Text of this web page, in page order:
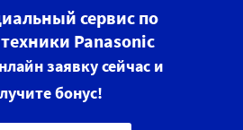
сервис по
Panasonic
заявку сейчас и
бонус!